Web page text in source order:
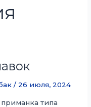
/ 26 июля, 2024
типа